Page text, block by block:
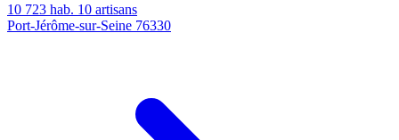
10 723 hab. 10 artisans
Port-Jérôme-sur-Seine 76330